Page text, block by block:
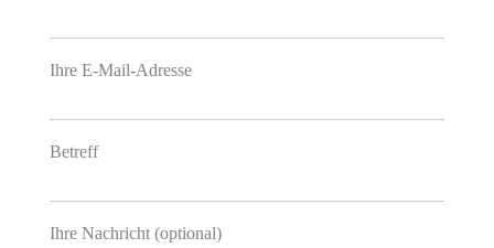
Ihre E-Mail-Adresse
Betreff
Ihre Nachricht (optional)